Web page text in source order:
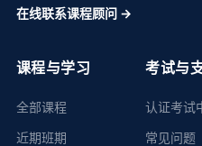
在线联系课程顾问 →
课程与学习
全部课程
近期班期
考试与
认证考试
常见问题